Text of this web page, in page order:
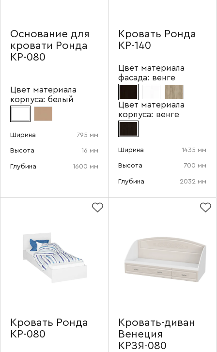
Основание для
кровати Ронда
КР-080
Цвет материала
корпуса: белый
Ширина 795 мм
Высота 16 мм
Глубина 1600 мм
Кровать Ронда
КР-140
Цвет материала
фасада: венге
Цвет материала
корпуса: венге
Ширина 1435 мм
Высота 700 мм
Глубина 2032 мм
Кровать Ронда
КР-080
Кровать-диван
Венеция
КРЗЯ-080